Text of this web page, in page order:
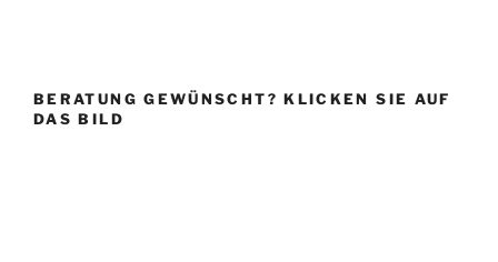
BERATUNG GEWÜNSCHT? KLICKEN SIE AUF
DAS BILD